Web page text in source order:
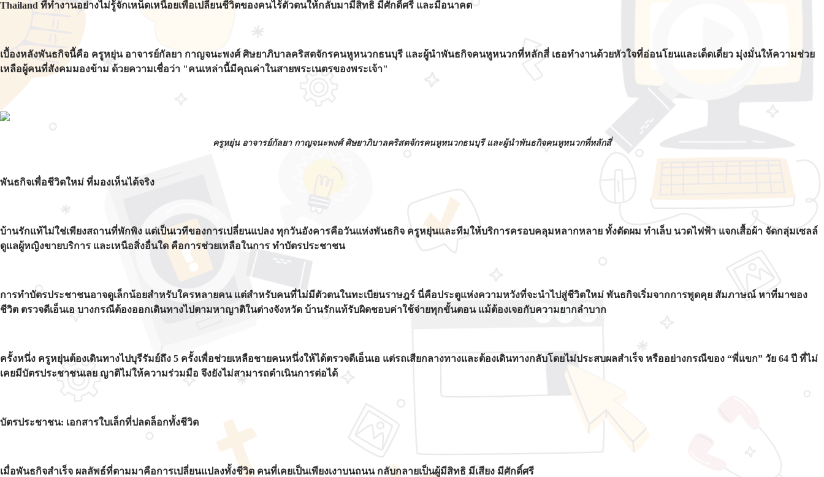
Thailand ที่ทำงานอย่างไม่รู้จักเหน็ดเหนื่อยเพื่อเปลี่ยนชีวิตของคนไร้ตัวตนให้กลับมามีสิทธิ มีศักดิ์ศรี และมีอนาคต
เบื้องหลังพันธกิจนี้คือ ครูหยุ่น อาจารย์กัลยา กาญจนะพงศ์ ศิษยาภิบาลคริสตจักรคนหูหนวกธนบุรี และผู้นำพันธกิจคนหูหนวกที่หลักสี่ เธอทำงานด้วยหัวใจที่อ่อนโยนและเด็ดเดี่ยว มุ่งมั่นให้ความช่วย
เหลือผู้คนที่สังคมมองข้าม ด้วยความเชื่อว่า "คนเหล่านี้มีคุณค่าในสายพระเนตรของพระเจ้า"
ครูหยุ่น อาจารย์กัลยา กาญจนะพงศ์ ศิษยาภิบาลคริสตจักรคนหูหนวกธนบุรี และผู้นำพันธกิจคนหูหนวกที่หลักสี่
พันธกิจเพื่อชีวิตใหม่ ที่มองเห็นได้จริง
บ้านรักแท้ไม่ใช่เพียงสถานที่พักพิง แต่เป็นเวทีของการเปลี่ยนแปลง ทุกวันอังคารคือวันแห่งพันธกิจ ครูหยุ่นและทีมให้บริการครอบคลุมหลากหลาย ทั้งตัดผม ทำเล็บ นวดไฟฟ้า แจกเสื้อผ้า จัดกลุ่มเซลล์
ดูแลผู้หญิงขายบริการ และเหนือสิ่งอื่นใด คือการช่วยเหลือในการ ทำบัตรประชาชน
การทำบัตรประชาชนอาจดูเล็กน้อยสำหรับใครหลายคน แต่สำหรับคนที่ไม่มีตัวตนในทะเบียนราษฎร์ นี่คือประตูแห่งความหวังที่จะนำไปสู่ชีวิตใหม่ พันธกิจเริ่มจากการพูดคุย สัมภาษณ์ หาที่มาของ
ชีวิต ตรวจดีเอ็นเอ บางกรณีต้องออกเดินทางไปตามหาญาติในต่างจังหวัด บ้านรักแท้รับผิดชอบค่าใช้จ่ายทุกขั้นตอน แม้ต้องเจอกับความยากลำบาก
ครั้งหนึ่ง ครูหยุ่นต้องเดินทางไปบุรีรัมย์ถึง 5 ครั้งเพื่อช่วยเหลือชายคนหนึ่งให้ได้ตรวจดีเอ็นเอ แต่รถเสียกลางทางและต้องเดินทางกลับโดยไม่ประสบผลสำเร็จ หรืออย่างกรณีของ “พี่แขก” วัย 64 ปี ที่ไม่
เคยมีบัตรประชาชนเลย ญาติไม่ให้ความร่วมมือ จึงยังไม่สามารถดำเนินการต่อได้
บัตรประชาชน: เอกสารใบเล็กที่ปลดล็อกทั้งชีวิต
เมื่อพันธกิจสำเร็จ ผลลัพธ์ที่ตามมาคือการเปลี่ยนแปลงทั้งชีวิต คนที่เคยเป็นเพียงเงาบนถนน กลับกลายเป็นผู้มีสิทธิ มีเสียง มีศักดิ์ศรี